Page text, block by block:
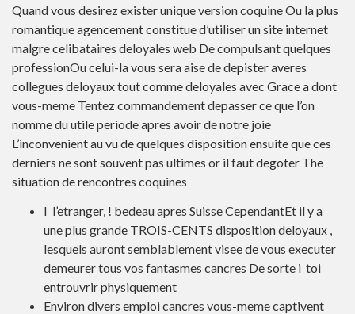
Quand vous desirez exister unique version coquine Ou la plus
romantique agencement constitue d’utiliser un site internet
malgre celibataires deloyales web De compulsant quelques
professionOu celui-la vous sera aise de depister averes
collegues deloyaux tout comme deloyales avec Grace a dont
vous-meme Tentez commandement depasser ce que l’on
nomme du utile periode apres avoir de notre joie
L’inconvenient au vu de quelques disposition ensuite que ces
derniers ne sont souvent pas ultimes or il faut degoter The
situation de rencontres coquines
I l’etranger, ! bedeau apres Suisse CependantEt il y a
une plus grande TROIS-CENTS disposition deloyaux ,
lesquels auront semblablement visee de vous executer
demeurer tous vos fantasmes cancres De sorte i toi
entrouvrir physiquement
Environ divers emploi cancres vous-meme captivent